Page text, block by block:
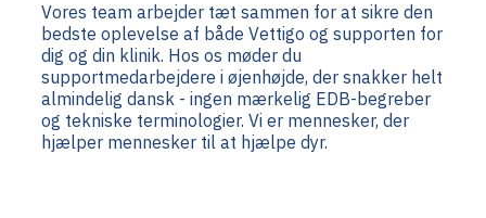
Vores team arbejder tæt sammen for at sikre den
bedste oplevelse af både Vettigo og supporten for
dig og din klinik. Hos os møder du
supportmedarbejdere i øjenhøjde, der snakker helt
almindelig dansk - ingen mærkelig EDB-begreber
og tekniske terminologier. Vi er mennesker, der
hjælper mennesker til at hjælpe dyr.